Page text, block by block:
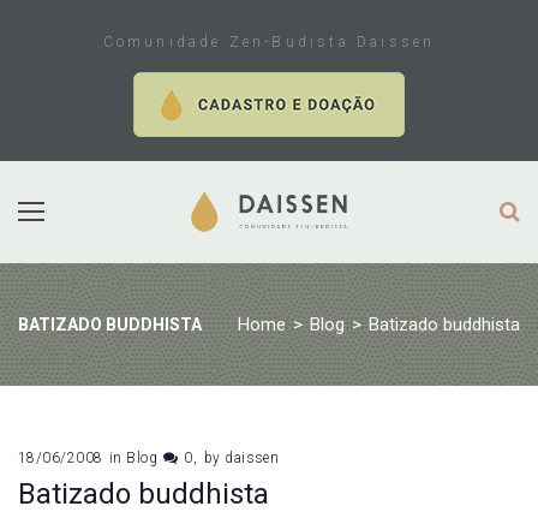
Comunidade Zen-Budista Daissen
BATIZADO BUDDHISTA Home > Blog > Batizado buddhista
18/06/2008 in Blog 0 by daissen
Batizado buddhista